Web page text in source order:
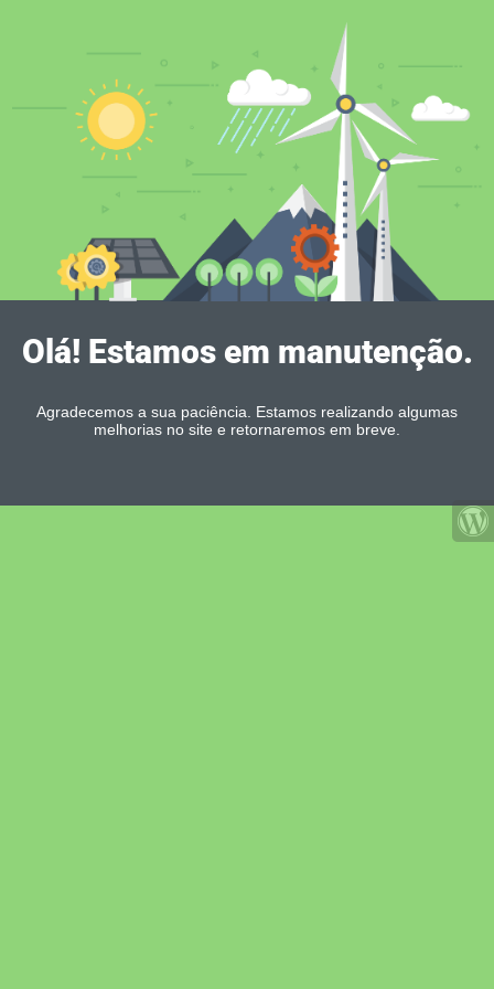
Olá! Estamos em manutenção.
Agradecemos a sua paciência. Estamos realizando algumas
melhorias no site e retornaremos em breve.